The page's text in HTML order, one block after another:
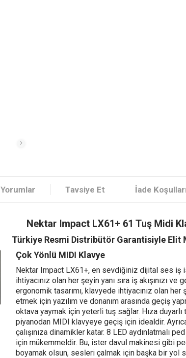
Yorumlar Tavsiye Et İade
Nektar Impact LX61+ 61 Tuş Midi
Türkiye Resmi Distribütör Garantisiyle Elit
Çok Yönlü MIDI Klavye
Nektar Impact LX61+, en sevdiğiniz dijital ses iş
ihtiyacınız olan her şeyin yanı sıra iş akışınızı
ergonomik tasarımı, klavyede ihtiyacınız olan
etmek için yazılım ve donanım arasında geçiş
oktava yaymak için yeterli tuş sağlar. Hıza duyarlı
piyanodan MIDI klavyeye geçiş için idealdir.
çalışınıza dinamikler katar. 8 LED aydınlatmalı
için mükemmeldir. Bu, ister davul makinesi gibi
boyamak olsun, sesleri çalmak için başka bir yol